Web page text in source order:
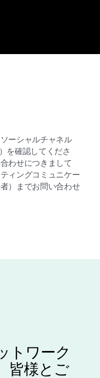
ーシャルチャネル
）を確認してくださ
わせにつきまして
ティングコミュニケー
）までお問い合わせ
トワーク
皆様とご